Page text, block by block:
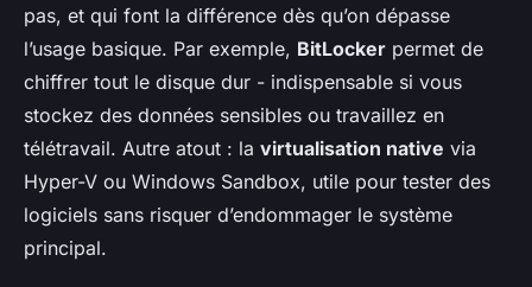
pas, et qui font la différence dès qu’on dépasse
l’usage basique. Par exemple, BitLocker permet de
chiffrer tout le disque dur - indispensable si vous
stockez des données sensibles ou travaillez en
télétravail. Autre atout : la virtualisation native via
Hyper-V ou Windows Sandbox, utile pour tester des
logiciels sans risquer d’endommager le système
principal.